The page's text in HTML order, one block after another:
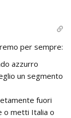
per sempre:
azzurro
un segmento
fuori
o metti Italia o